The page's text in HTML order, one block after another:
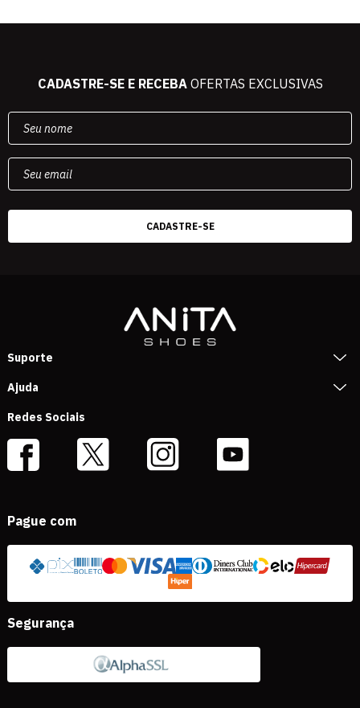
CADASTRE-SE E RECEBAOFERTAS EXCLUSIVAS
Suporte
Ajuda
Redes Sociais
Pague com
Segurança